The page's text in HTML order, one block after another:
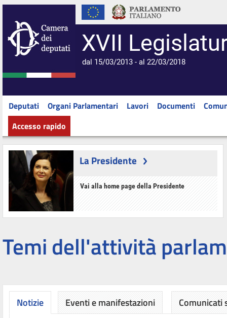
XVII
dal 15/03/2013 - al 22/03/2018
Deputati Organi Parlamentari Lavori Documenti
Accesso rapido
La Presidente
Vai alla home page della Presidente
Temi dell'attività
Notizie Eventi e manifestazioni Comunicati